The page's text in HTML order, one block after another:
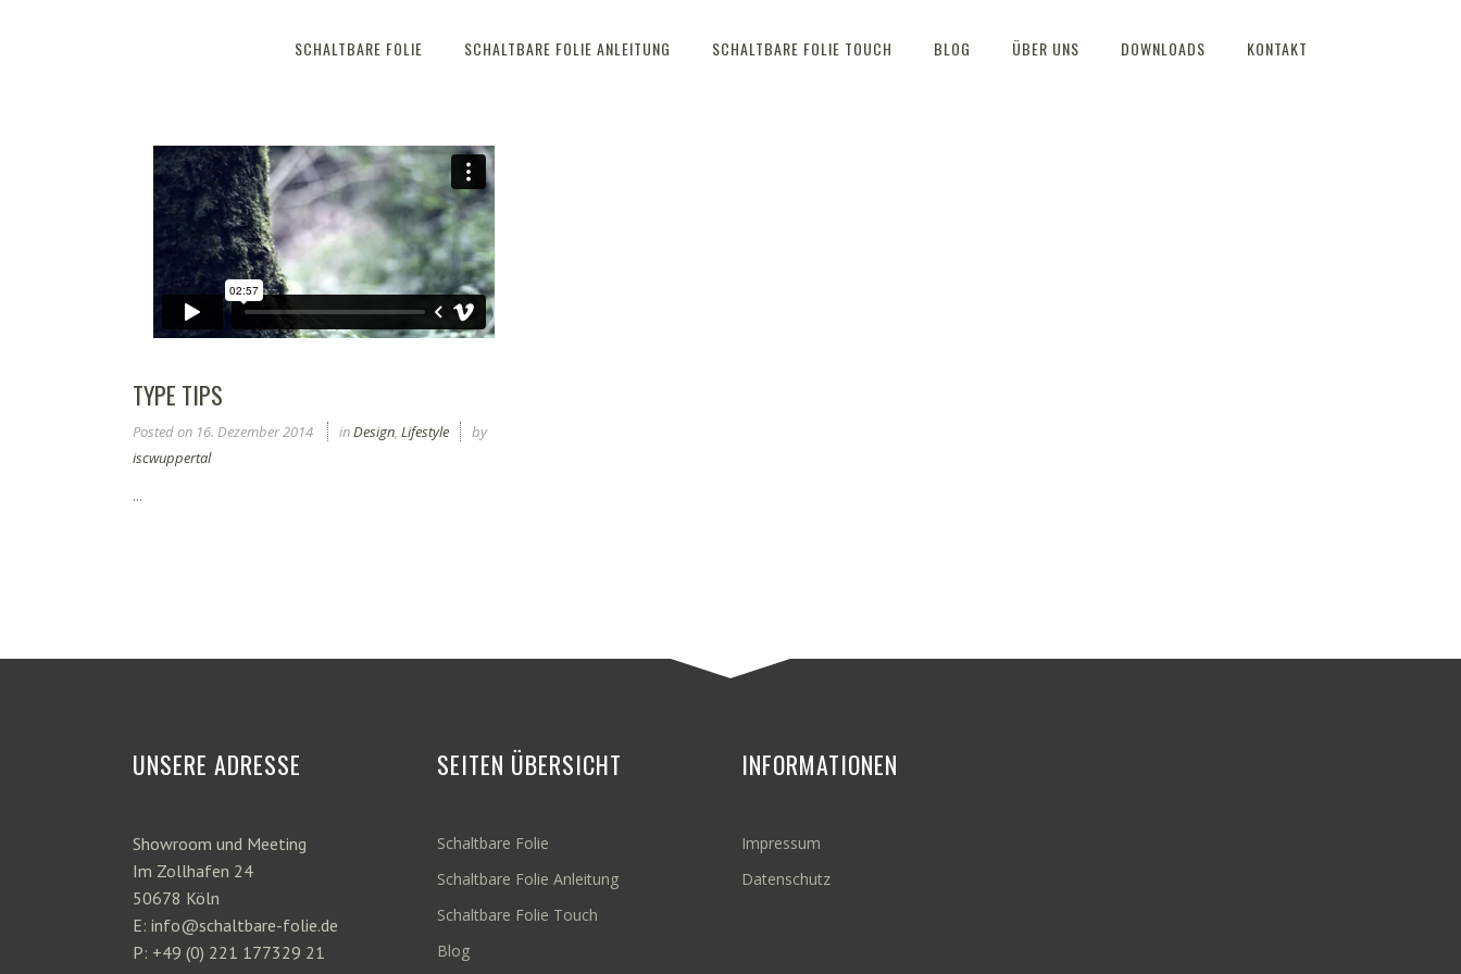
SCHALTBARE FOLIE SCHALTBARE FOLIE ANLEITUNG SCHALTBARE FOLIE TOUCH BLOG ÜBER UNS DOWNLOADS KONTAKT
TYPE TIPS
Posted on 16. Dezember 2014 inDesign, Lifestyle
by
iscwuppertal
...
UNSERE ADRESSE
Showroom und Meeting
Im Zollhafen 24
50678 Köln
E: info@schaltbare-folie.de
P: +49 (0) 221 177329 21
SEITEN ÜBERSICHT
Schaltbare Folie
Schaltbare Folie Anleitung
Schaltbare Folie Touch
Blog
INFORMATIONEN
Impressum
Datenschutz